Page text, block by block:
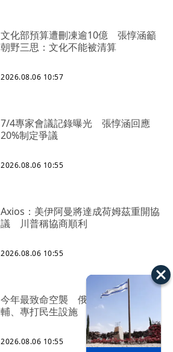
文化部預算遭刪凍逾10億 張惇涵籲
朝野三思：文化不能被清算
2026.08.06 10:57
7/4專家會議記錄曝光 張惇涵回應
20%制定爭議
2026.08.06 10:55
Axios：美伊阿曼將達成荷姆茲重開協
議 川普稱協商順利
2026.08.06 10:55
今年最致命空襲 俄軍再跨夜攻擊基
輔、專打民生設施
2026.08.06 10:55